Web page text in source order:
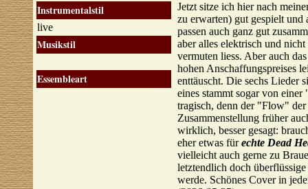
Instrumentalstil
live
Musikstil
Essembleart
Jetzt sitze ich hier nach
zu erwarten) gut gespielt
passen auch ganz gut
aber alles elektrisch und
vermuten liess. Aber auch
hohen Anschaffungspreises
enttäuscht. Die sechs Lieder
eines stammt sogar von
tragisch, denn der "Flow" der
Zusammenstellung früher
wirklich, besser gesagt:
eher etwas fürechte Dead
vielleicht auch gerne zu
letztendlich doch
werde. Schönes Cover in